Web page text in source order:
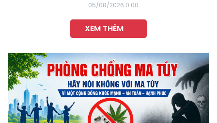
05/08/2026 0:00
XEM THÊM